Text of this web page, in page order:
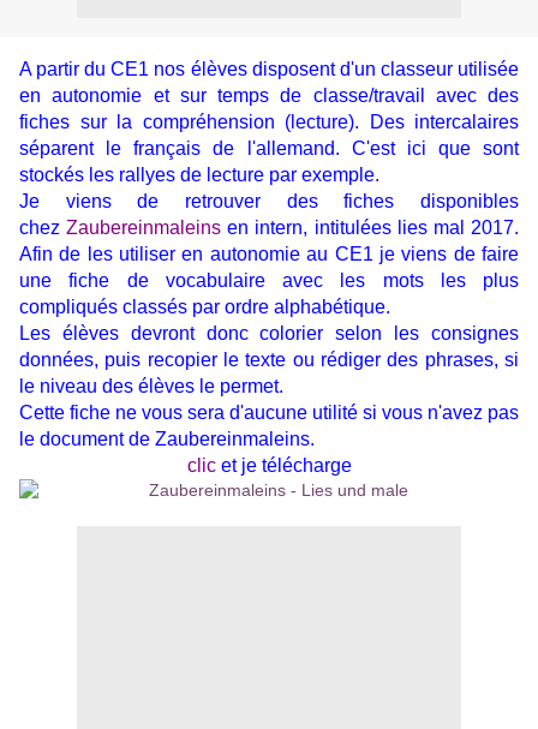
A partir du CE1 nos élèves disposent d'un classeur utilisée
en autonomie et sur temps de classe/travail avec des
fiches sur la compréhension (lecture). Des intercalaires
séparent le français de l'allemand. C'est ici que sont
stockés les rallyes de lecture par exemple.
Je viens de retrouver des fiches disponibles
chezZaubereinmaleins en intern, intitulées lies mal 2017.
Afin de les utiliser en autonomie au CE1 je viens de faire
une fiche de vocabulaire avec les mots les plus
compliqués classés par ordre alphabétique.
Les élèves devront donc colorier selon les consignes
données, puis recopier le texte ou rédiger des phrases, si
le niveau des élèves le permet.
Cette fiche ne vous sera d'aucune utilité si vous n'avez pas
le document de Zaubereinmaleins.
clicet je télécharge